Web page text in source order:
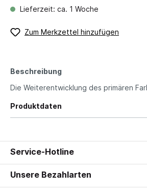
Lieferzeit: ca. 1 Woche
Zum Merkzettel hinzufügen
Beschreibung
Die Weiterentwicklung des primären
Produktdaten
Service-Hotline
Unsere Bezahlarten